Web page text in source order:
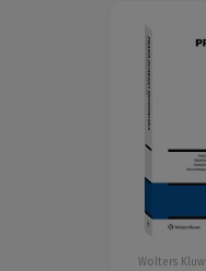
Wolters